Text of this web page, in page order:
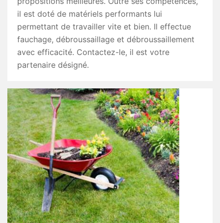
il est doté de matériels performants lui
permettant de travailler vite et bien. Il effectue
fauchage, débroussaillage et débroussaillement
avec efficacité. Contactez-le, il est votre
partenaire désigné.